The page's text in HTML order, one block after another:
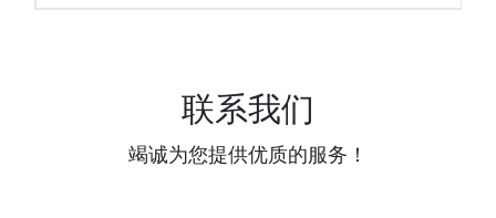
联系我们
竭诚为您提供优质的服务！